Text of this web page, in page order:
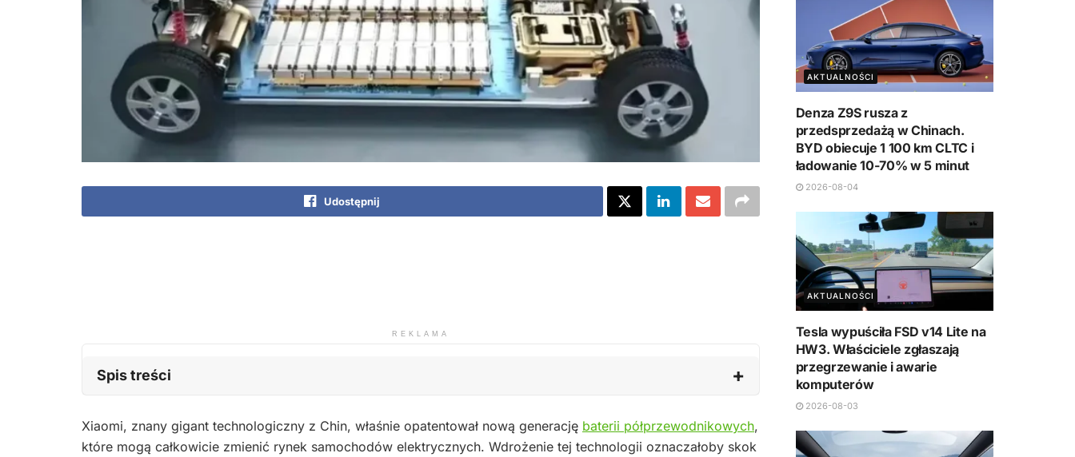
Udostępnij
REKLAMA
Spis treści
Xiaomi, znany gigant technologiczny z Chin, właśnie opatentował nową generację baterii półprzewodnikowych,
które mogą całkowicie zmienić rynek samochodów elektrycznych. Wdrożenie tej technologii oznaczałoby skok
AKTUALNOŚCI
Denza Z9S rusza z
przedsprzedażą w Chinach.
BYD obiecuje 1 100 km CLTC i
ładowanie 10-70% w 5 minut
2026-08-04
AKTUALNOŚCI
Tesla wypuściła FSD v14 Lite na
HW3. Właściciele zgłaszają
przegrzewanie i awarie
komputerów
2026-08-03